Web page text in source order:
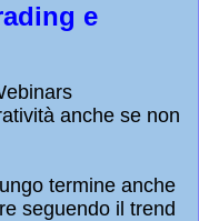
e
anche se non
termine anche
seguendo il trend